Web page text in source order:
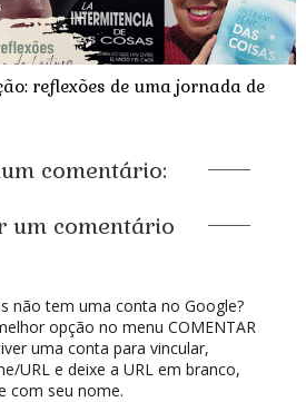
reflexões de uma jornada de
comentário:
um comentário
não tem uma conta no Google?
opção no menu COMENTAR
uma conta para vincular,
URL e deixe a URL em branco,
com seu nome.